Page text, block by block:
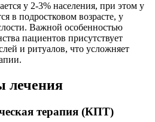
у 2-3% населения, при этом у
в подростковом возрасте, у
Важной особенностью
пациентов присутствует
и ритуалов, что усложняет
лечения
терапия (КПТ)